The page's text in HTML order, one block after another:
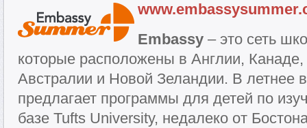
Embassy – это сеть
которые расположены в Англии,
Австралии и Новой Зеландии. В летнее
предлагает программы для детей по
базе Tufts University, недалеко от